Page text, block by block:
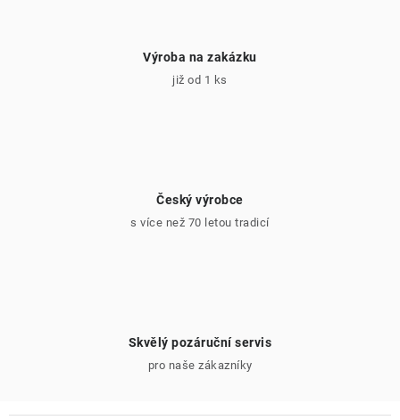
Výroba na zakázku
již od 1 ks
Český výrobce
s více než 70 letou tradicí
Skvělý pozáruční servis
pro naše zákazníky